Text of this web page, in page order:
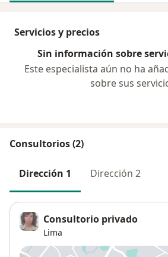
Servicios y precios
Sin información sobre
Este especialista aún no ha
sobre sus
Consultorios (2)
Dirección 1 Dirección 2
Consultorio privado
Lima